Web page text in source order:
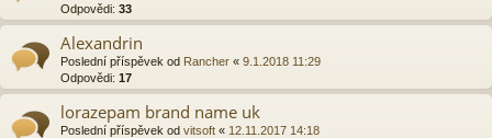
Odpovědi: 33
Alexandrin
Poslední příspěvek od Rancher « 9.1.2018 11:29
Odpovědi: 17
lorazepam brand name uk
Poslední příspěvek od vitsoft « 12.11.2017 14:18